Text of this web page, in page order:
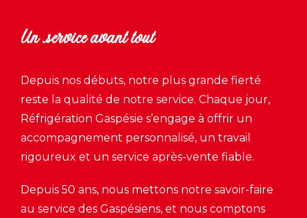
Un service avant tout
Depuis nos débuts, notre plus grande fierté
reste la qualité de notre service. Chaque jour,
Réfrigération Gaspésie s’engage à offrir un
accompagnement personnalisé, un travail
rigoureux et un service après-vente fiable.
Depuis 50 ans, nous mettons notre savoir-faire
au service des Gaspésiens, et nous comptons